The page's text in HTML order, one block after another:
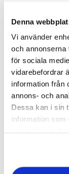
Denna
Vi använder
och annonserna
för sociala
vidarebefordrar
information från
annons- och
Dessa kan i sin
information som
Blogg
Hur
ut?